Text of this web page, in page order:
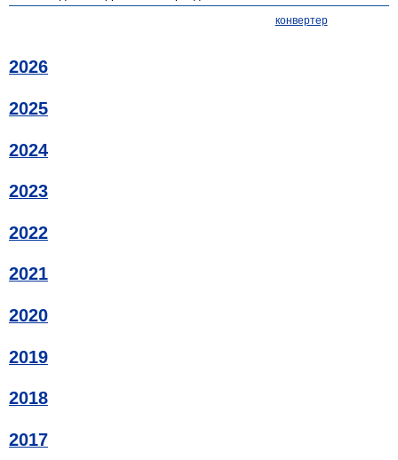
конвертер
2026
2025
2024
2023
2022
2021
2020
2019
2018
2017